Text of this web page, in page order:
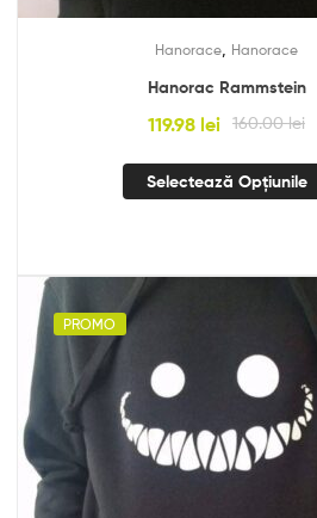
Hanorace Hanorace
Hanorac Rammstein
160.00lei
119.98 lei
Selectează Opțiunile
PROMO